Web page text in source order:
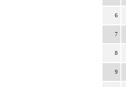
6
7
8
9